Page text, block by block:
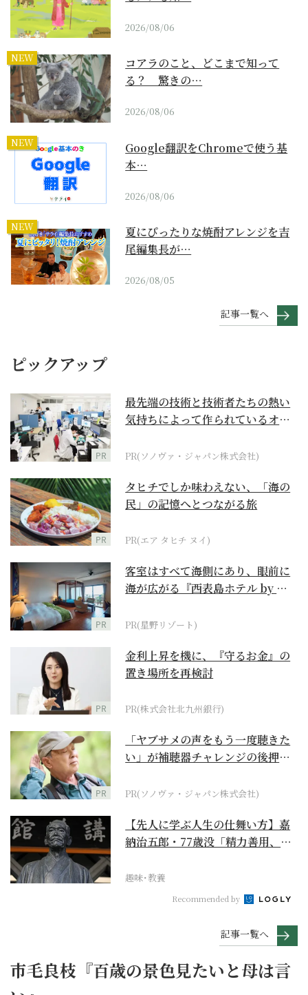
2026/08/06
NEW
コアラのこと、どこまで知って
る？ 驚きの…
2026/08/06
NEW
Google翻訳をChromeで使う基
本…
2026/08/06
NEW
夏にぴったりな焼酎アレンジを吉
尾編集長が…
2026/08/05
記事一覧へ
ピックアップ
PR
最先端の技術と技術者たちの熱い
気持ちによって作られているオー
PR(ソノヴァ・ジャパン株式会社)
PR
タヒチでしか味わえない、「海の
民」の記憶へとつながる旅
PR(エア タヒチ ヌイ)
PR
客室はすべて海側にあり、眼前に
海が広がる『西表島ホテル by 星
PR(星野リゾート)
PR
金利上昇を機に、『守るお金』の
置き場所を再検討
PR(株式会社北九州銀行)
PR
「ヤブサメの声をもう一度聴きた
い」が補聴器チャレンジの後押し
PR(ソノヴァ・ジャパン株式会社)
【先人に学ぶ人生の仕舞い方】嘉
納治五郎・77歳没「精力善用、自
趣味･教養
Recommended by
記事一覧へ
市毛良枝『百歳の景色見たいと母は言